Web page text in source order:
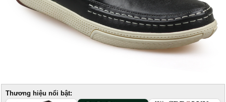
Thương hiệu nổi bật: